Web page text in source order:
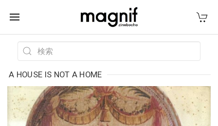
A HOUSE IS NOT A HOME